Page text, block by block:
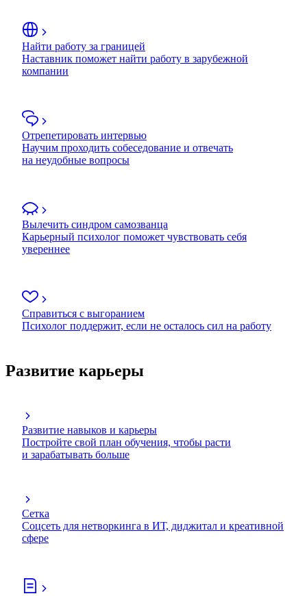
Найти работу за границей
Наставник поможет найти работу в зарубежной
компании
Отрепетировать интервью
Научим проходить собеседование и отвечать
на неудобные вопросы
Вылечить синдром самозванца
Карьерный психолог поможет чувствовать себя
увереннее
Справиться с выгоранием
Психолог поддержит, если не осталось сил на работу
Развитие карьеры
Развитие навыков и карьеры
Постройте свой план обучения, чтобы расти
и зарабатывать больше
Сетка
Соцсеть для нетворкинга в ИТ, диджитал и креативной
сфере